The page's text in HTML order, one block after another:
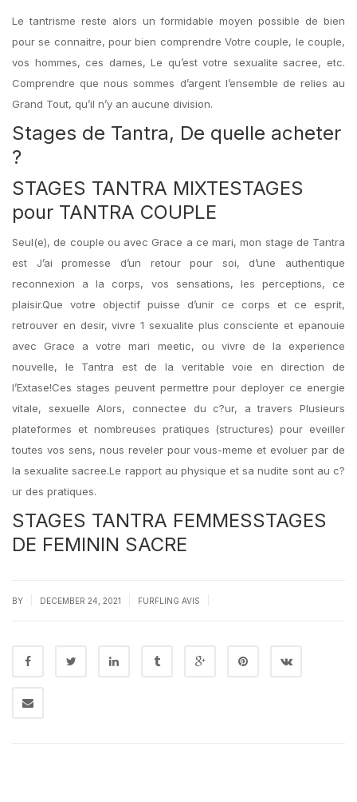
Le tantrisme reste alors un formidable moyen possible de bien
pour se connaitre, pour bien comprendre Votre couple, le couple,
vos hommes, ces dames, Le qu’est votre sexualite sacree, etc.
Comprendre que nous sommes d’argent l’ensemble de relies au
Grand Tout, qu’il n’y an aucune division.
Stages de Tantra, De quelle acheter
?
STAGES TANTRA MIXTESTAGES
pour TANTRA COUPLE
Seul(e), de couple ou avec Grace a ce mari, mon stage de Tantra
est J’ai promesse d’un retour pour soi, d’une authentique
reconnexion a la corps, vos sensations, les perceptions, ce
plaisir.Que votre objectif puisse d’unir ce corps et ce esprit,
retrouver en desir, vivre 1 sexualite plus consciente et epanouie
avec Grace a votre mari meetic, ou vivre de la experience
nouvelle, le Tantra est de la veritable voie en direction de
l’Extase!Ces stages peuvent permettre pour deployer ce energie
vitale, sexuelle Alors, connectee du c?ur, a travers Plusieurs
plateformes et nombreuses pratiques (structures) pour eveiller
toutes vos sens, nous reveler pour vous-meme et evoluer par de
la sexualite sacree.Le rapport au physique et sa nudite sont au c?
ur des pratiques.
STAGES TANTRA FEMMESSTAGES
DE FEMININ SACRE
BY DECEMBER 24, 2021 FURFLING AVIS